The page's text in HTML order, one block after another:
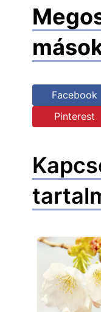
Facebook
Pinterest